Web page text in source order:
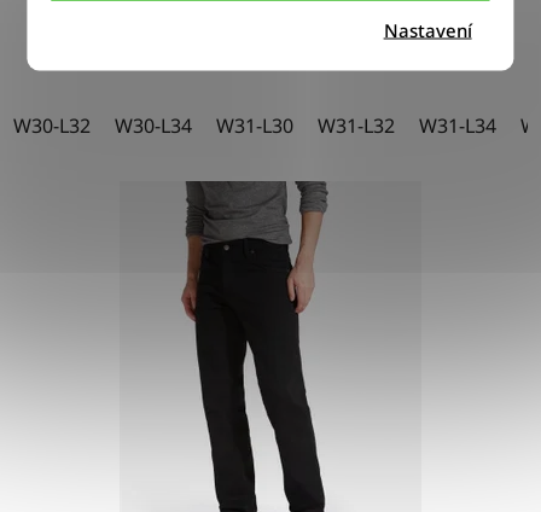
Nastavení
z
hvězdiček.
W30-L32 W30-L34 W31-L30 W31-L32 W31-L34